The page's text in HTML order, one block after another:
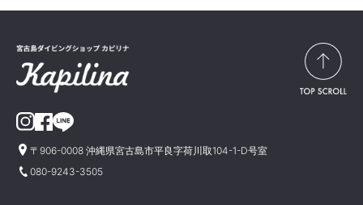
〒906-0008 沖縄県宮古島市平良字荷川取104-1-D号室
080-9243-3505